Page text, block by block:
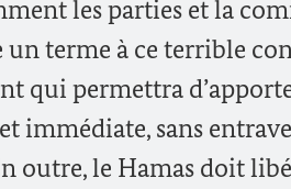
les parties et la
terme à ce terrible
qui permettra
immédiate, sans
outre, le Hamas doit